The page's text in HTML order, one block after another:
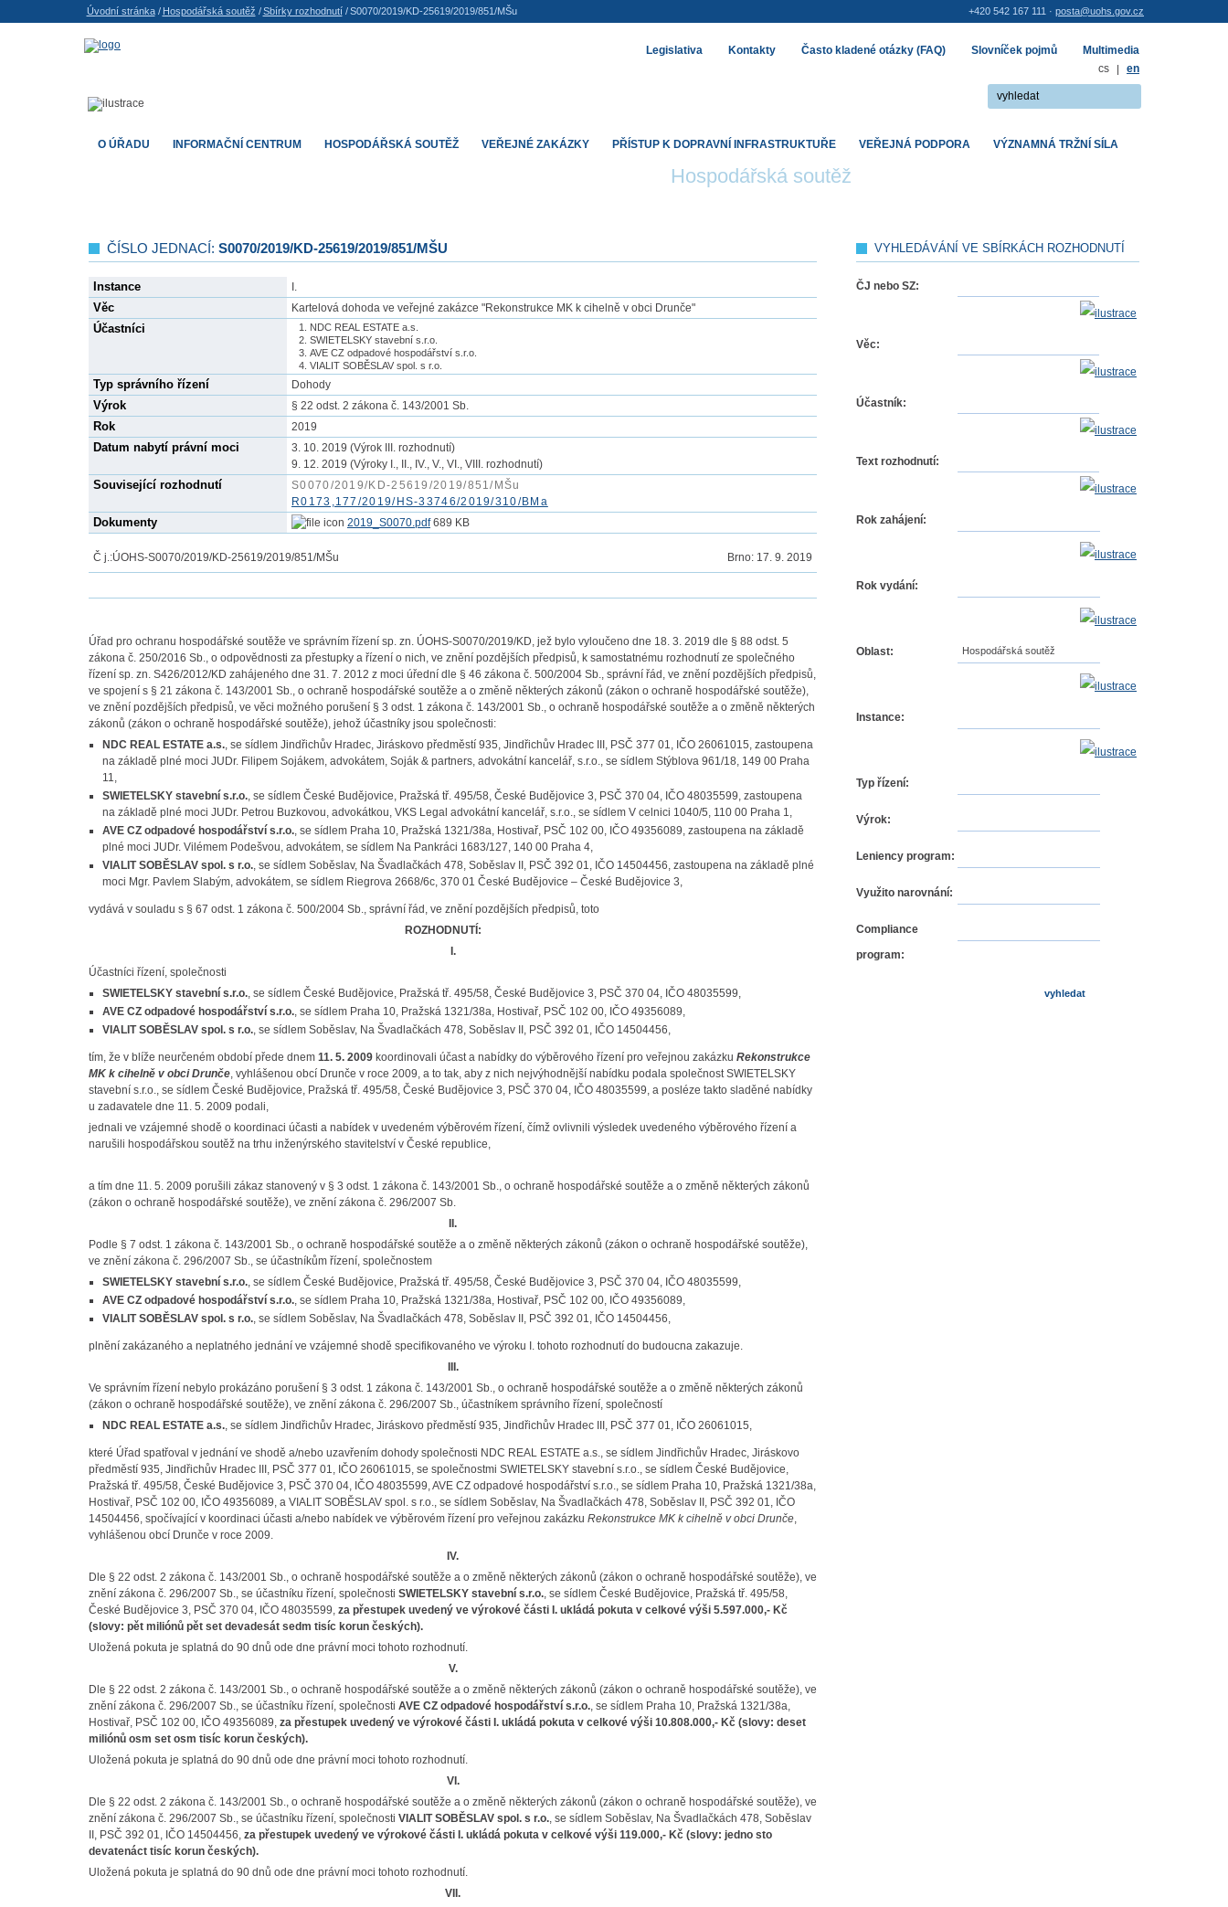
Hospodářská soutěž
ČÍSLO JEDNACÍ: S0070/2019/KD-25619/2019/851/MŠU
Instance I.
Věc Kartelová dohoda ve veřejné zakázce "Rekonstrukce MK k cihelně v obci Drunče"
Účastníci
NDC REAL ESTATE a.s.
SWIETELSKY stavební s.r.o.
AVE CZ odpadové hospodářství s.r.o.
VIALIT SOBĚSLAV spol. s r.o.
Typ správního řízení Dohody
Výrok § 22 odst. 2 zákona č. 143/2001 Sb.
Rok 2019
Datum nabytí právní moci
3. 10. 2019 (Výrok III. rozhodnutí)
9. 12. 2019 (Výroky I., II., IV., V., VI., VIII. rozhodnutí)
Související rozhodnutí
S0070/2019/KD-25619/2019/851/MŠu
R0173,177/2019/HS-33746/2019/310/BMa
Dokumenty 2019_S0070.pdf689 KB
Č j.:ÚOHS-S0070/2019/KD-25619/2019/851/MŠu Brno: 17. 9. 2019
Úřad pro ochranu hospodářské soutěže ve správním řízení sp. zn. ÚOHS-S0070/2019/KD, jež bylo vyloučeno dne 18. 3. 2019 dle § 88 odst. 5
zákona č. 250/2016 Sb., o odpovědnosti za přestupky a řízení o nich, ve znění pozdějších předpisů, k samostatnému rozhodnutí ze společného
řízení sp. zn. S426/2012/KD zahájeného dne 31. 7. 2012 z moci úřední dle § 46 zákona č. 500/2004 Sb., správní řád, ve znění pozdějších předpisů,
ve spojení s § 21 zákona č. 143/2001 Sb., o ochraně hospodářské soutěže a o změně některých zákonů (zákon o ochraně hospodářské soutěže),
ve znění pozdějších předpisů, ve věci možného porušení § 3 odst. 1 zákona č. 143/2001 Sb., o ochraně hospodářské soutěže a o změně některých
zákonů (zákon o ochraně hospodářské soutěže), jehož účastníky jsou společnosti:
NDC REAL ESTATE a.s., se sídlem Jindřichův Hradec, Jiráskovo předměstí 935, Jindřichův Hradec III, PSČ 377 01, IČO 26061015, zastoupena
na základě plné moci JUDr. Filipem Sojákem, advokátem, Soják & partners, advokátní kancelář, s.r.o., se sídlem Stýblova 961/18, 149 00 Praha
11,
SWIETELSKY stavební s.r.o., se sídlem České Budějovice, Pražská tř. 495/58, České Budějovice 3, PSČ 370 04, IČO 48035599, zastoupena
na základě plné moci JUDr. Petrou Buzkovou, advokátkou, VKS Legal advokátní kancelář, s.r.o., se sídlem V celnici 1040/5, 110 00 Praha 1,
AVE CZ odpadové hospodářství s.r.o., se sídlem Praha 10, Pražská 1321/38a, Hostivař, PSČ 102 00, IČO 49356089, zastoupena na základě
plné moci JUDr. Vilémem Podešvou, advokátem, se sídlem Na Pankráci 1683/127, 140 00 Praha 4,
VIALIT SOBĚSLAV spol. s r.o., se sídlem Soběslav, Na Švadlačkách 478, Soběslav II, PSČ 392 01, IČO 14504456, zastoupena na základě plné
moci Mgr. Pavlem Slabým, advokátem, se sídlem Riegrova 2668/6c, 370 01 České Budějovice – České Budějovice 3,
vydává v souladu s § 67 odst. 1 zákona č. 500/2004 Sb., správní řád, ve znění pozdějších předpisů, toto
ROZHODNUTÍ:
I.
Účastníci řízení, společnosti
SWIETELSKY stavební s.r.o., se sídlem České Budějovice, Pražská tř. 495/58, České Budějovice 3, PSČ 370 04, IČO 48035599,
AVE CZ odpadové hospodářství s.r.o., se sídlem Praha 10, Pražská 1321/38a, Hostivař, PSČ 102 00, IČO 49356089,
VIALIT SOBĚSLAV spol. s r.o., se sídlem Soběslav, Na Švadlačkách 478, Soběslav II, PSČ 392 01, IČO 14504456,
tím, že v blíže neurčeném období přede dnem 11. 5. 2009 koordinovali účast a nabídky do výběrového řízení pro veřejnou zakázku Rekonstrukce
MK k cihelně v obci Drunče, vyhlášenou obcí Drunče v roce 2009, a to tak, aby z nich nejvýhodnější nabídku podala společnostSWIETELSKY
stavební s.r.o., se sídlem České Budějovice, Pražská tř. 495/58, České Budějovice 3, PSČ 370 04, IČO 48035599, a posléze takto sladěné nabídky
u zadavatele dne 11. 5. 2009 podali,
jednali ve vzájemné shodě o koordinaci účasti a nabídek v uvedeném výběrovém řízení, čímž ovlivnili výsledek uvedeného výběrového řízení a
narušili hospodářskou soutěž na trhu inženýrského stavitelství v České republice,
a tím dne 11. 5. 2009 porušili zákaz stanovený v § 3 odst. 1 zákona č. 143/2001 Sb., o ochraně hospodářské soutěže a o změně některých zákonů
(zákon o ochraně hospodářské soutěže), ve znění zákona č. 296/2007 Sb.
II.
Podle § 7 odst. 1 zákona č. 143/2001 Sb., o ochraně hospodářské soutěže a o změně některých zákonů (zákon o ochraně hospodářské soutěže),
ve znění zákona č. 296/2007 Sb., se účastníkům řízení, společnostem
SWIETELSKY stavební s.r.o., se sídlem České Budějovice, Pražská tř. 495/58, České Budějovice 3, PSČ 370 04, IČO 48035599,
AVE CZ odpadové hospodářství s.r.o., se sídlem Praha 10, Pražská 1321/38a, Hostivař, PSČ 102 00, IČO 49356089,
VIALIT SOBĚSLAV spol. s r.o., se sídlem Soběslav, Na Švadlačkách 478, Soběslav II, PSČ 392 01, IČO 14504456,
plnění zakázaného a neplatného jednání ve vzájemné shodě specifikovaného ve výroku I. tohoto rozhodnutí do budoucna zakazuje.
III.
Ve správním řízení nebylo prokázáno porušení § 3 odst. 1 zákona č. 143/2001 Sb., o ochraně hospodářské soutěže a o změně některých zákonů
(zákon o ochraně hospodářské soutěže), ve znění zákona č. 296/2007 Sb., účastníkem správního řízení, společností
NDC REAL ESTATE a.s., se sídlem Jindřichův Hradec, Jiráskovo předměstí 935, Jindřichův Hradec III, PSČ 377 01, IČO 26061015,
které Úřad spatřoval v jednání ve shodě a/nebo uzavřením dohody společnosti NDC REAL ESTATE a.s., se sídlem Jindřichův Hradec, Jiráskovo
předměstí 935, Jindřichův Hradec III, PSČ 377 01, IČO 26061015, se společnostmi SWIETELSKY stavební s.r.o., se sídlem České Budějovice,
Pražská tř. 495/58, České Budějovice 3, PSČ 370 04, IČO 48035599, AVE CZ odpadové hospodářství s.r.o., se sídlem Praha 10, Pražská 1321/38a,
Hostivař, PSČ 102 00, IČO 49356089, a VIALIT SOBĚSLAV spol. s r.o., se sídlem Soběslav, Na Švadlačkách 478, Soběslav II, PSČ 392 01, IČO
14504456, spočívající v koordinaci účasti a/nebo nabídek ve výběrovém řízení pro veřejnou zakázku Rekonstrukce MK k cihelně v obci Drunče,
vyhlášenou obcí Drunče v roce 2009.
IV.
Dle § 22 odst. 2 zákona č. 143/2001 Sb., o ochraně hospodářské soutěže a o změně některých zákonů (zákon o ochraně hospodářské soutěže), ve
znění zákona č. 296/2007 Sb., se účastníku řízení, společnosti SWIETELSKY stavební s.r.o., se sídlem České Budějovice, Pražská tř. 495/58,
České Budějovice 3, PSČ 370 04, IČO 48035599, za přestupek uvedený ve výrokové části I. ukládá pokuta v celkové výši 5.597.000,- Kč
(slovy: pět miliónů pět set devadesát sedm tisíc korun českých).
Uložená pokuta je splatná do 90 dnů ode dne právní moci tohoto rozhodnutí.
V.
Dle § 22 odst. 2 zákona č. 143/2001 Sb., o ochraně hospodářské soutěže a o změně některých zákonů (zákon o ochraně hospodářské soutěže), ve
znění zákona č. 296/2007 Sb., se účastníku řízení, společnosti AVE CZ odpadové hospodářství s.r.o., se sídlem Praha 10, Pražská 1321/38a,
Hostivař, PSČ 102 00, IČO 49356089, za přestupek uvedený ve výrokové části I. ukládá pokuta v celkové výši 10.808.000,- Kč (slovy: deset
miliónů osm set osm tisíc korun českých).
Uložená pokuta je splatná do 90 dnů ode dne právní moci tohoto rozhodnutí.
VI.
Dle § 22 odst. 2 zákona č. 143/2001 Sb., o ochraně hospodářské soutěže a o změně některých zákonů (zákon o ochraně hospodářské soutěže), ve
znění zákona č. 296/2007 Sb., se účastníku řízení, společnosti VIALIT SOBĚSLAV spol. s r.o., se sídlem Soběslav, Na Švadlačkách 478, Soběslav
II, PSČ 392 01, IČO 14504456, za přestupek uvedený ve výrokové části I. ukládá pokuta v celkové výši 119.000,- Kč (slovy: jedno sto
devatenáct tisíc korun českých).
Uložená pokuta je splatná do 90 dnů ode dne právní moci tohoto rozhodnutí.
VII.
VYHLEDÁVÁNÍ VE SBÍRKÁCH ROZHODNUTÍ
ČJ nebo SZ:
Věc:
Účastník:
Text rozhodnutí:
Rok zahájení:
Rok vydání:
Oblast: Hospodářská soutěž
Instance:
Typ řízení:
Výrok:
Leniency program:
Využito narovnání:
Compliance
program:
O ÚŘADU INFORMAČNÍ CENTRUM HOSPODÁŘSKÁ SOUTĚŽ VEŘEJNÉ ZAKÁZKY PŘÍSTUP K DOPRAVNÍ INFRASTRUKTUŘE VEŘEJNÁ PODPORA VÝZNAMNÁ TRŽNÍ SÍLA
Legislativa Kontakty Často kladené otázky (FAQ) Slovníček pojmů
Multimedia
cs
| en
Úvodní stránka/ Hospodářská soutěž / Sbírky rozhodnutí/ S0070/2019/KD-25619/2019/851/MŠu +420 542 167 111 · posta@uohs.gov.cz